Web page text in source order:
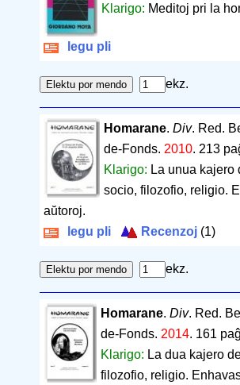
Klarigo: Meditoj pri la
legu pli
ekz.
Homarane. Div. Red.
de-Fonds. 2010. 213
Klarigo: La unua
socio, filozofio, religio.
aŭtoroj.
legu pli
Recenzoj (1)
ekz.
Homarane.Div. Red.
de-Fonds. 2014. 161
Klarigo: La dua kajero
filozofio, religio.